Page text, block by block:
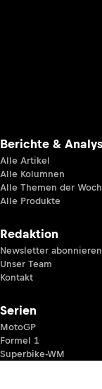
Berichte &
Alle Artikel
Alle Kolumnen
Alle Themen der
Alle Produkte
Redaktion
Newsletter abonnieren
Unser Team
Kontakt
Serien
MotoGP
Formel 1
Superbike-WM